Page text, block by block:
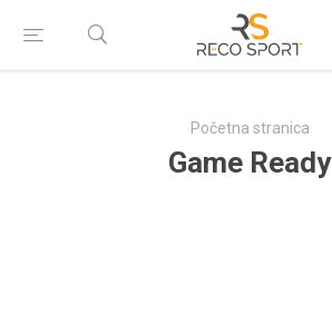
Početna stranica
Game Ready